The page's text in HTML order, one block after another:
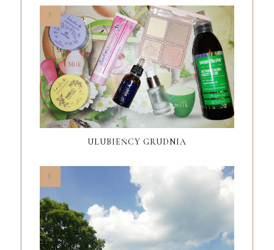
ULUBIEŃCY GRUDNIA